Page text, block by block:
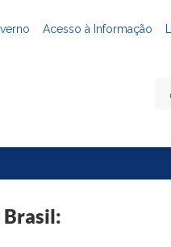
Acesso à Informação
Brasil: